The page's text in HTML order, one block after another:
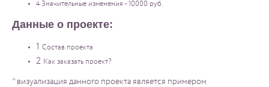
4 Значительные изменения - 10000 руб.
Данные о проекте:
1 Состав проекта
2 Как заказать проект?
* визуализация данного проекта является примером